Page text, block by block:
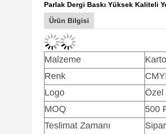
Parlak Dergi Baskı Yüksek Kaliteli
Ürün Bilgisi
Malzeme
Renk
Logo
Özel
MOQ
500
Teslimat Zamanı